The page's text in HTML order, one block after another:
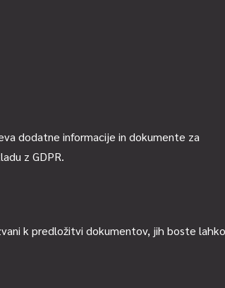
dodatne informacije in dokumente za
z GDPR.
k predložitvi dokumentov, jih boste lahko